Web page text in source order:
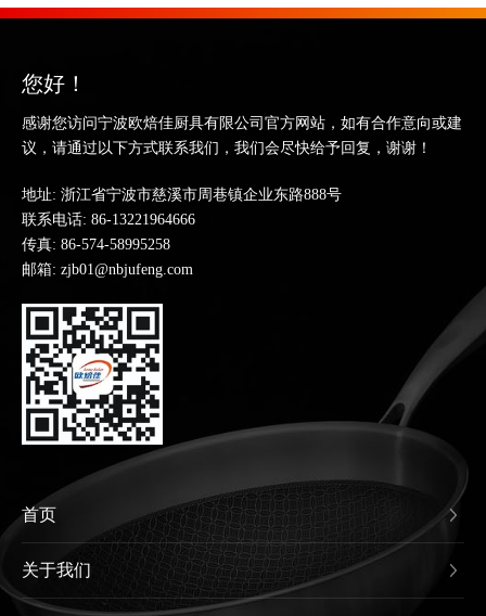
您好！
感谢您访问宁波欧焙佳厨具有限公司官方网站，如有合作意向或建
议，请通过以下方式联系我们，我们会尽快给予回复，谢谢！
地址: 浙江省宁波市慈溪市周巷镇企业东路888号
联系电话: 86-13221964666
传真: 86-574-58995258
邮箱: zjb01@nbjufeng.com
首页
关于我们